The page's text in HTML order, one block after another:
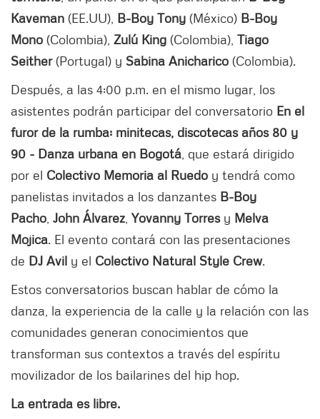
Kaveman (EE.UU), B-Boy Tony (México) B-Boy
Mono (Colombia), Zulú King (Colombia), Tiago
Seither(Portugal) y Sabina Anicharico (Colombia).
Después, a las 4:00 p.m. en el mismo lugar, los
asistentes podrán participar del conversatorio En el
furor de la rumba: minitecas, discotecas años 80 y
90 - Danza urbana en Bogotá , que estará dirigido
por el Colectivo Memoria al Ruedo y tendrá como
panelistas invitados a los danzantes B-Boy
Pacho John Álvarez Yovanny Torresy Melva
Mojica. El evento contará con las presentaciones
de DJ Avil y el Colectivo Natural Style Crew.
Estos conversatorios buscan hablar de cómo la
danza, la experiencia de la calle y la relación con las
comunidades generan conocimientos que
transforman sus contextos a través del espíritu
movilizador de los bailarines del hip hop.
La entrada es libre.